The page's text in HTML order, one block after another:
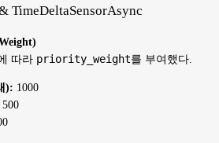
TimeDeltaSensorAsync
따라 priority_weight를 부여했다.
): 1000
500